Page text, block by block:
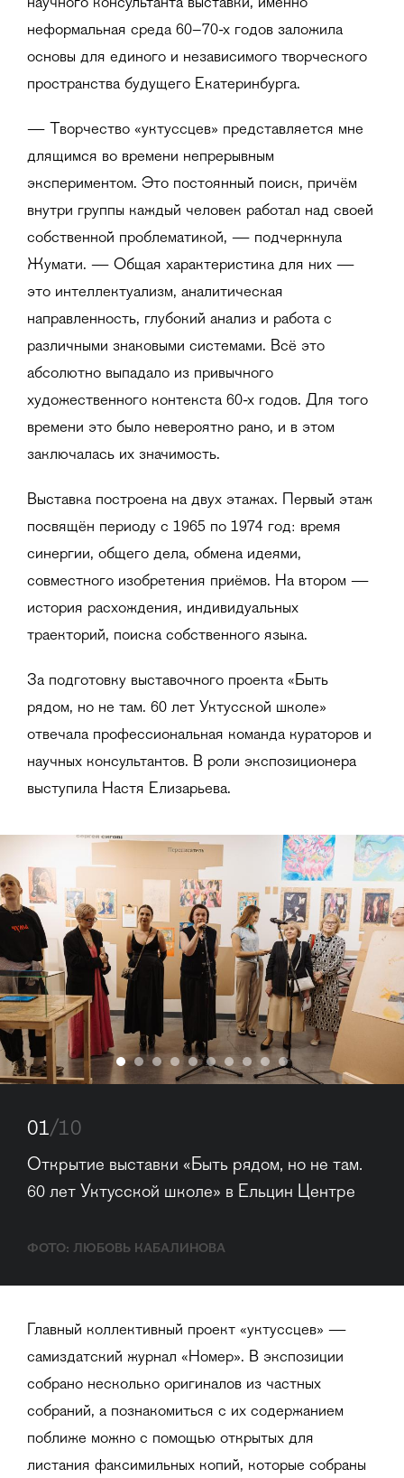
научного консультанта выставки, именно
неформальная среда 60–70-х годов заложила
основы для единого и независимого творческого
пространства будущего Екатеринбурга.
— Творчество «уктуссцев» представляется мне
длящимся во времени непрерывным
экспериментом. Это постоянный поиск, причём
внутри группы каждый человек работал над своей
собственной проблематикой, — подчеркнула
Жумати. — Общая характеристика для них —
это интеллектуализм, аналитическая
направленность, глубокий анализ и работа с
различными знаковыми системами. Всё это
абсолютно выпадало из привычного
художественного контекста 60-х годов. Для того
времени это было невероятно рано, и в этом
заключалась их значимость.
Выставка построена на двух этажах. Первый этаж
посвящён периоду с 1965 по 1974 год: время
синергии, общего дела, обмена идеями,
совместного изобретения приёмов. На втором —
история расхождения, индивидуальных
траекторий, поиска собственного языка.
За подготовку выставочного проекта «Быть
рядом, но не там. 60 лет Уктусской школе»
отвечала профессиональная команда кураторов и
научных консультантов. В роли экспозиционера
выступила Настя Елизарьева.
01/10
Открытие выставки «Быть рядом, но не там.
60 лет Уктусской школе» в Ельцин Центре
ФОТО: ЛЮБОВЬ КАБАЛИНОВА
Главный коллективный проект «уктуссцев» —
самиздатский журнал «Номер». В экспозиции
собрано несколько оригиналов из частных
собраний, а познакомиться с их содержанием
поближе можно с помощью открытых для
листания факсимильных копий, которые собраны